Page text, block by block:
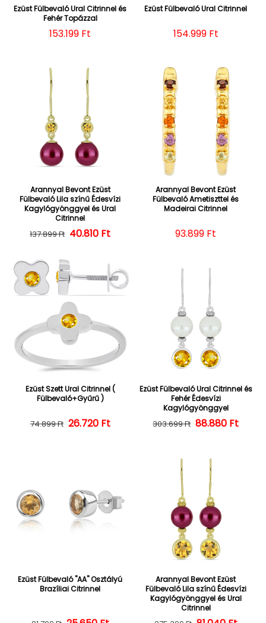
Ezüst Fülbevaló Ural Citrinnel és
Fehér Topázzal
Normál ár
153.199 Ft
Ezüst Fülbevaló Ural Citrinnel
Normál ár
154.999 Ft
Arannyal Bevont Ezüst
Fülbevaló Lila színű Édesvízi
Kagylógyönggyel és Ural
Citrinnel
Normál ár
137.899 Ft Kedvezményes ár
40.810 Ft
Arannyal Bevont Ezüst
Fülbevaló Ametiszttel és
Madeirai Citrinnel
Normál ár
93.899 Ft
Ezüst Szett Ural Citrinnel (
Fülbevaló+Gyűrű )
Normál ár
74.899 Ft Kedvezményes ár
26.720 Ft
Ezüst Fülbevaló Ural Citrinnel és
Fehér Édesvízi
Kagylógyönggyel
Normál ár
303.699 Ft 88.880 Ft
Ezüst Fülbevaló "AA" Osztályú
Brazíliai Citrinnel
Arannyal Bevont Ezüst
Fülbevaló Lila színű Édesvízi
Kagylógyönggyel és Ural
Citrinnel